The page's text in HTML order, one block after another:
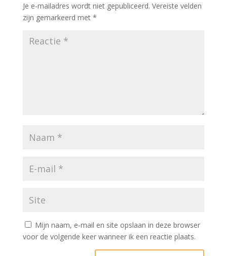
Je e-mailadres wordt niet gepubliceerd. Vereiste velden
zijn gemarkeerd met *
Mijn naam, e-mail en site opslaan in deze browser
voor de volgende keer wanneer ik een reactie plaats.